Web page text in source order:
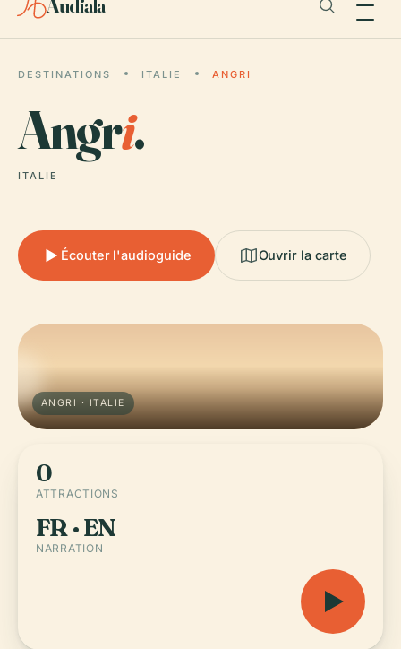
Audiala
DESTINATIONS ITALIE ANGRI
Angri.
ITALIE
Écouter l'audioguide Ouvrir la carte
ANGRI · ITALIE
0
ATTRACTIONS
FR · EN
NARRATION